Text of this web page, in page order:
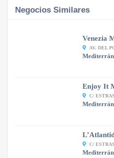
Negocios Similares
Venezia
AV. DEL
Enjoy It
C/
C/